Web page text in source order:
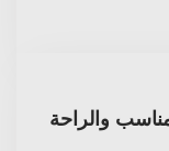
والراحة